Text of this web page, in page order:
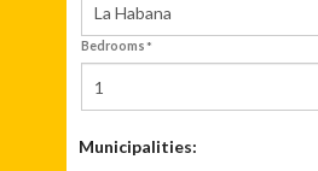
La Habana
Bedrooms
1
Municipalities: